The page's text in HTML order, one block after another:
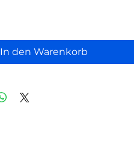
In den Warenkorb